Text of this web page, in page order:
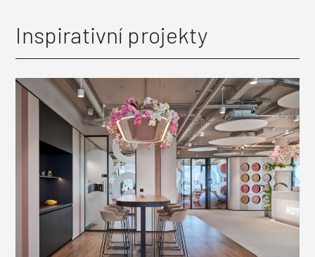
Inspirativní projekty